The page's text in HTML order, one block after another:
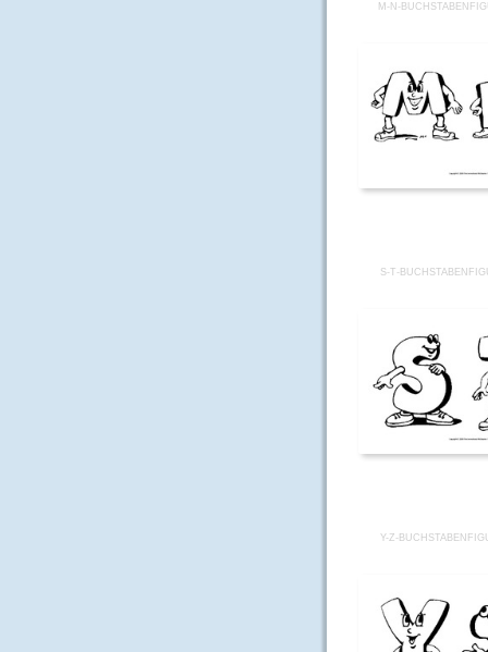
M-N-
S-T-
Y-Z-